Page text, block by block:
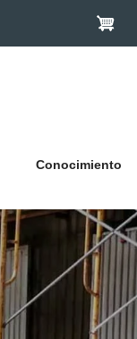
Conocimiento